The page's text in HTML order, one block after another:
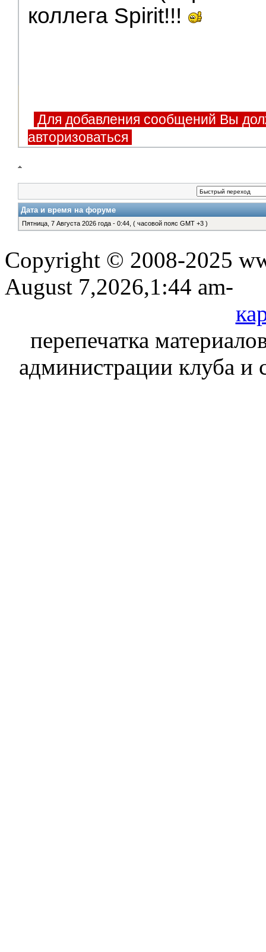
коллега Spirit!!!
Для добавления сообщений Вы
авторизоваться
Дата и время на форуме
Пятница, 7 Августа 2026 года - 0:44, ( часовой пояс GMT +3 )
Copyright © 2008-2025
August 7,2026,1:44 am-
перепечатка
администрации клуба и